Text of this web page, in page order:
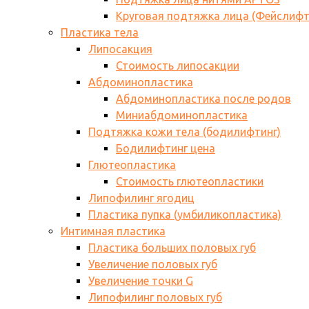
Круговая подтяжка лица
Пластика тела
Липосакция
Стоимость липосакции
Абдоминопластика
Абдоминопластика после родов
Миниабдоминопластика
Подтяжка кожи тела (бодилифтинг)
Бодилифтинг цена
Глютеопластика
Стоимость глютеопластики
Липофилинг ягодиц
Пластика пупка (умбиликопластика)
Интимная пластика
Пластика больших половых губ
Увеличение половых губ
Увеличение точки G
Липофилинг половых губ